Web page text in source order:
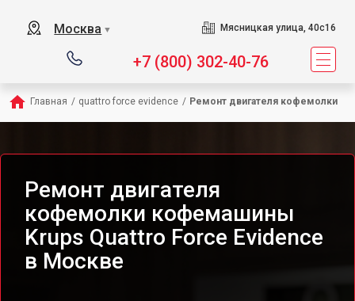
Москва ▼ Мясницкая улица, 40с16
+7 (800) 302-40-76
Главная / quattro force evidence / Ремонт двигателя кофемолки
Ремонт двигателя
кофемолки кофемашины
Krups Quattro Force Evidence
в Москве